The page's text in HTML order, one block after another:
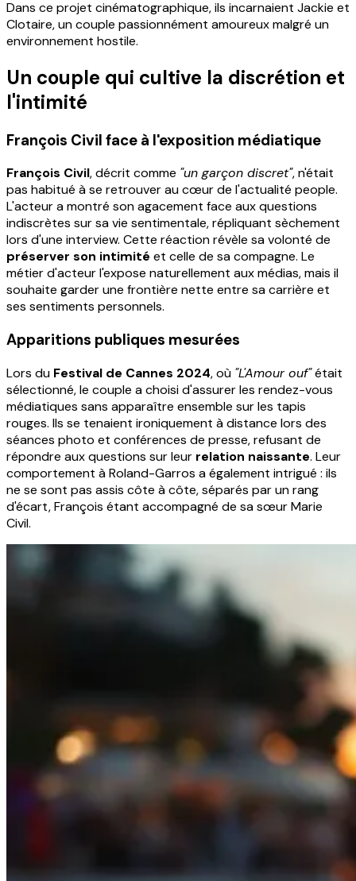
Dans ce projet cinématographique, ils incarnaient Jackie et
Clotaire, un couple passionnément amoureux malgré un
environnement hostile.
Un couple qui cultive la discrétion et
l'intimité
François Civil face à l'exposition médiatique
François Civil, décrit comme "un garçon discret", n'était
pas habitué à se retrouver au cœur de l'actualité people.
L'acteur a montré son agacement face aux questions
indiscrètes sur sa vie sentimentale, répliquant sèchement
lors d'une interview. Cette réaction révèle sa volonté de
préserver son intimité et celle de sa compagne. Le
métier d'acteur l'expose naturellement aux médias, mais il
souhaite garder une frontière nette entre sa carrière et
ses sentiments personnels.
Apparitions publiques mesurées
Lors du Festival de Cannes 2024, où "L'Amour ouf"était
sélectionné, le couple a choisi d'assurer les rendez-vous
médiatiques sans apparaître ensemble sur les tapis
rouges. Ils se tenaient ironiquement à distance lors des
séances photo et conférences de presse, refusant de
répondre aux questions sur leur relation naissante. Leur
comportement à Roland-Garros a également intrigué : ils
ne se sont pas assis côte à côte, séparés par un rang
d'écart, François étant accompagné de sa sœur Marie
Civil.